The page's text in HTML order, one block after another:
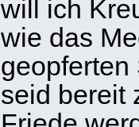
will ich
wie das
geopferten
seid bereit